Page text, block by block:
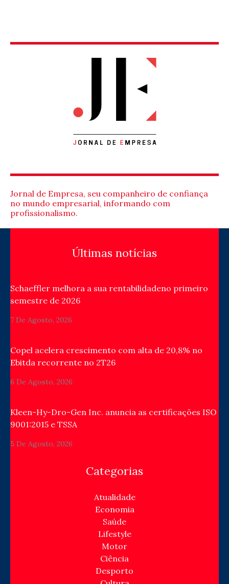
Jornal de Empresa, seu companheiro de confiança
no mundo empresarial, informando com
profissionalismo.
Últimas notícias
Schaeffler melhora a sua rentabilidadeno primeiro
semestre de 2026
7 De Agosto, 2026
Copel acelera crescimento com alta de 20,8% no
Ebitda recorrente no 2T26
6 De Agosto, 2026
Kleen-Hy-Dro-Gen Inc. anuncia as certificações ISO
9001:2015 e TSSA
5 De Agosto, 2026
Categorias
Atualidade
Economia
Saúde
Lifestyle
Motor
Ciência
Desporto